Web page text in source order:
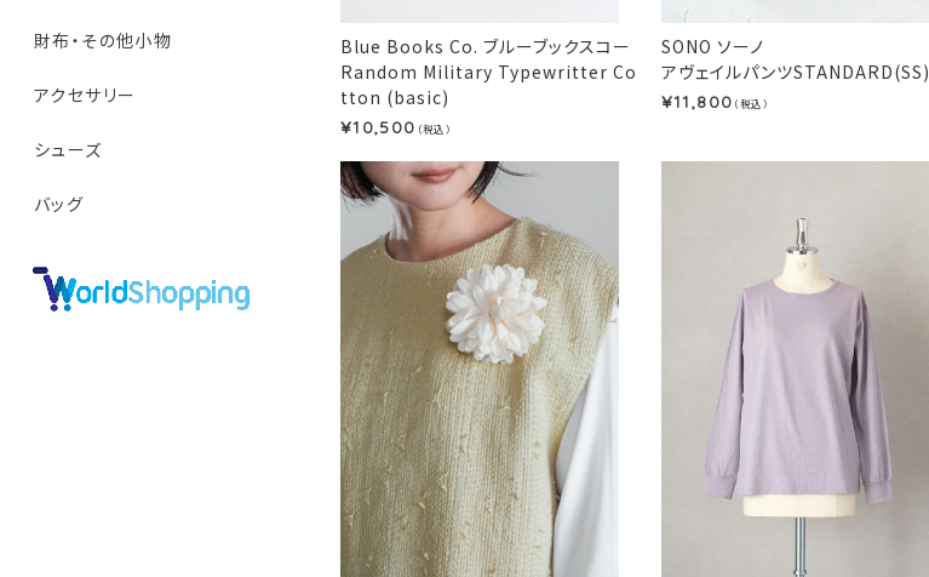
財布・その他小物
アクセサリー
シューズ
バッグ
Blue Books Co. ブルーブックスコー
Random Military Typewritter Co
tton (basic)
¥10,500 （税込）
SONO ソーノ
アヴェイルパンツSTANDARD(SS)
¥11,800 （税込）